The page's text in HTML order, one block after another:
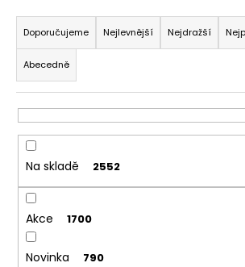
Ř
a
z
e
n
í
p
o
d
u
k
Doporučujeme Nejlevnější Nejdražší
Abecedně
Na skladě 2552
Akce 1700
Novinka 790
META
MOON
20MG
ŽVÝKAČKA,
LIMONÁDA,
LESNÍ
OVOCE
97
Kč
Původně:
169
Kč